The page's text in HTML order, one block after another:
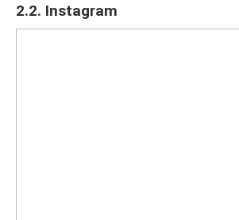
2.2. Instagram